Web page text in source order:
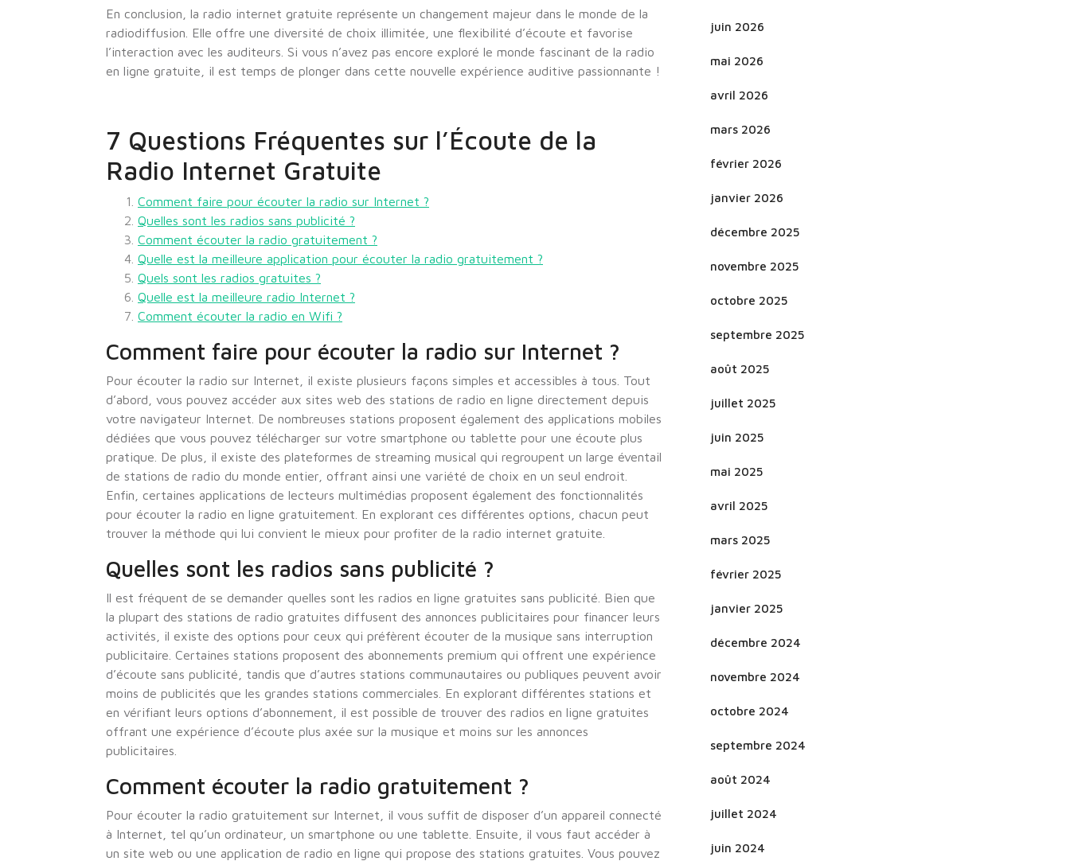
En conclusion, la radio internet gratuite représente un changement majeur dans le monde de la
radiodiffusion. Elle offre une diversité de choix illimitée, une flexibilité d’écoute et favorise
l’interaction avec les auditeurs. Si vous n’avez pas encore exploré le monde fascinant de la radio
en ligne gratuite, il est temps de plonger dans cette nouvelle expérience auditive passionnante !
7 Questions Fréquentes sur l’Écoute de la
Radio Internet Gratuite
Comment faire pour écouter la radio sur Internet ?
Quelles sont les radios sans publicité ?
Comment écouter la radio gratuitement ?
Quelle est la meilleure application pour écouter la radio gratuitement ?
Quels sont les radios gratuites ?
Quelle est la meilleure radio Internet ?
Comment écouter la radio en Wifi ?
Comment faire pour écouter la radio sur Internet ?
Pour écouter la radio sur Internet, il existe plusieurs façons simples et accessibles à tous. Tout
d’abord, vous pouvez accéder aux sites web des stations de radio en ligne directement depuis
votre navigateur Internet. De nombreuses stations proposent également des applications mobiles
dédiées que vous pouvez télécharger sur votre smartphone ou tablette pour une écoute plus
pratique. De plus, il existe des plateformes de streaming musical qui regroupent un large éventail
de stations de radio du monde entier, offrant ainsi une variété de choix en un seul endroit.
Enfin, certaines applications de lecteurs multimédias proposent également des fonctionnalités
pour écouter la radio en ligne gratuitement. En explorant ces différentes options, chacun peut
trouver la méthode qui lui convient le mieux pour profiter de la radio internet gratuite.
Quelles sont les radios sans publicité ?
Il est fréquent de se demander quelles sont les radios en ligne gratuites sans publicité. Bien que
la plupart des stations de radio gratuites diffusent des annonces publicitaires pour financer leurs
activités, il existe des options pour ceux qui préfèrent écouter de la musique sans interruption
publicitaire. Certaines stations proposent des abonnements premium qui offrent une expérience
d’écoute sans publicité, tandis que d’autres stations communautaires ou publiques peuvent avoir
moins de publicités que les grandes stations commerciales. En explorant différentes stations et
en vérifiant leurs options d’abonnement, il est possible de trouver des radios en ligne gratuites
offrant une expérience d’écoute plus axée sur la musique et moins sur les annonces
publicitaires.
Comment écouter la radio gratuitement ?
Pour écouter la radio gratuitement sur Internet, il vous suffit de disposer d’un appareil connecté
à Internet, tel qu’un ordinateur, un smartphone ou une tablette. Ensuite, il vous faut accéder à
un site web ou une application de radio en ligne qui propose des stations gratuites. Vous pouvez
juin 2026
mai 2026
avril 2026
mars 2026
février 2026
janvier 2026
décembre 2025
novembre 2025
octobre 2025
septembre 2025
août 2025
juillet 2025
juin 2025
mai 2025
avril 2025
mars 2025
février 2025
janvier 2025
décembre 2024
novembre 2024
octobre 2024
septembre 2024
août 2024
juillet 2024
juin 2024